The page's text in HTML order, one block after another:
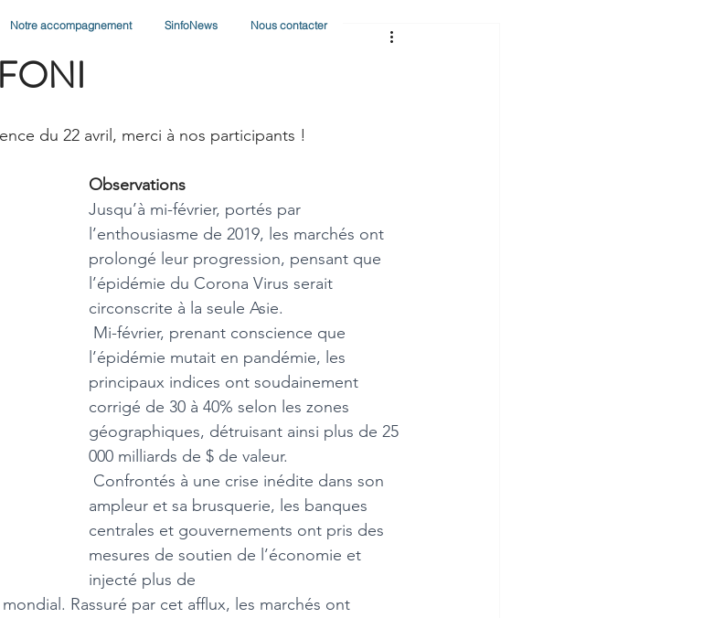
Notre accompagnement SinfoNews Nous contacter
du 22 avril, merci à nos participants !
Observations
Jusqu’à mi-février, portés par
l’enthousiasme de 2019, les marchés ont
prolongé leur progression, pensant que
l’épidémie du Corona Virus serait
circonscrite à la seule Asie.
l’épidémie mutait en pandémie, les
principaux indices ont soudainement
corrigé de 30 à 40% selon les zones
géographiques, détruisant ainsi plus de 25
000 milliards de $ de valeur.
ampleur et sa brusquerie, les banques
centrales et gouvernements ont pris des
mesures de soutien de l’économie et
injecté plus de